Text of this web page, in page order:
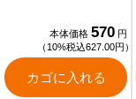
本体価格 570 円
（10%税込627.00円）
カゴに入れる